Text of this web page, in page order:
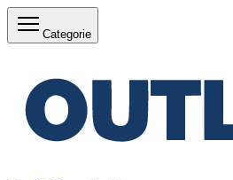
Categorie